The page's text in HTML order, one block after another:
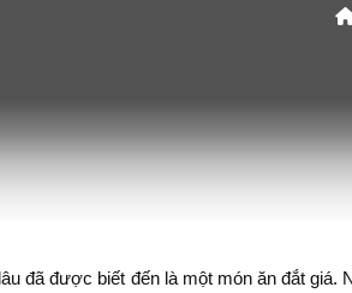
đã được biết đến là một món ăn đắt giá.